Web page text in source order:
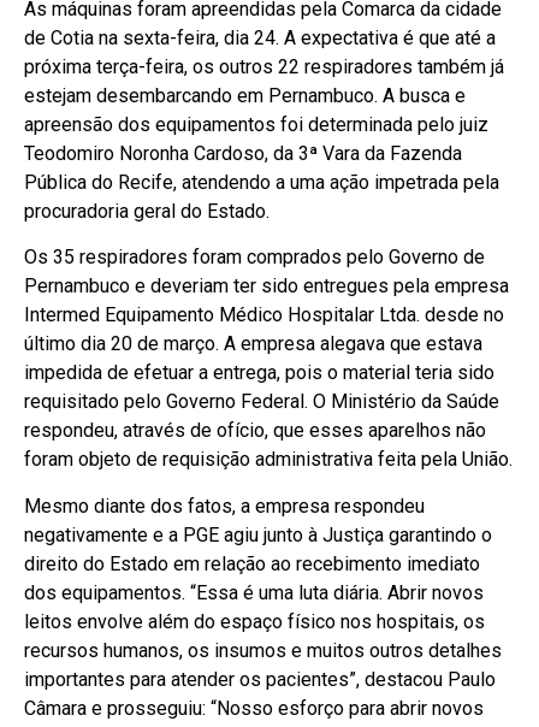
As máquinas foram apreendidas pela Comarca da cidade
de Cotia na sexta-feira, dia 24. A expectativa é que até a
próxima terça-feira, os outros 22 respiradores também já
estejam desembarcando em Pernambuco. A busca e
apreensão dos equipamentos foi determinada pelo juiz
Teodomiro Noronha Cardoso, da 3ª Vara da Fazenda
Pública do Recife, atendendo a uma ação impetrada pela
procuradoria geral do Estado.
Os 35 respiradores foram comprados pelo Governo de
Pernambuco e deveriam ter sido entregues pela empresa
Intermed Equipamento Médico Hospitalar Ltda. desde no
último dia 20 de março. A empresa alegava que estava
impedida de efetuar a entrega, pois o material teria sido
requisitado pelo Governo Federal. O Ministério da Saúde
respondeu, através de ofício, que esses aparelhos não
foram objeto de requisição administrativa feita pela União.
Mesmo diante dos fatos, a empresa respondeu
negativamente e a PGE agiu junto à Justiça garantindo o
direito do Estado em relação ao recebimento imediato
dos equipamentos. “Essa é uma luta diária. Abrir novos
leitos envolve além do espaço físico nos hospitais, os
recursos humanos, os insumos e muitos outros detalhes
importantes para atender os pacientes”, destacou Paulo
Câmara e prosseguiu: “Nosso esforço para abrir novos